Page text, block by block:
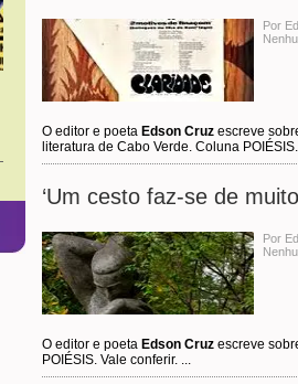
Por
O editor e poeta Edson Cruz escreve
literatura de Cabo Verde. Coluna
‘Um cesto faz-se de
Por
O editor e poeta Edson Cruz escreve
POIÉSIS. Vale conferir. ...